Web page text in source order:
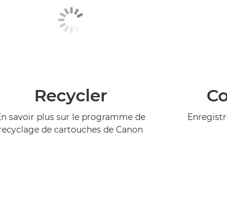
Recycler
savoir plus sur le programme de
de cartouches de Canon